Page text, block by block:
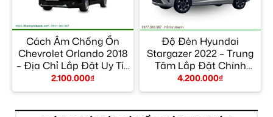
Cách Âm Chống Ồn
Chevrolet Orlando 2018
– Địa Chỉ Lắp Đặt Uy Tín
TPHCM
2.100.000₫
Độ Đèn Hyundai
Stargazer 2022 – Trung
Tâm Lắp Đặt Chính
Hãng Giá Tốt TPHCM
4.200.000₫